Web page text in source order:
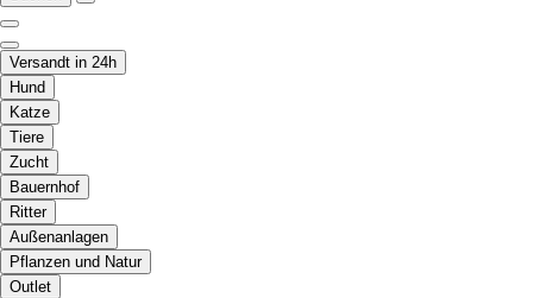
Versandt in 24h
Hund
Katze
Tiere
Zucht
Bauernhof
Ritter
Außenanlagen
Pflanzen und Natur
Outlet